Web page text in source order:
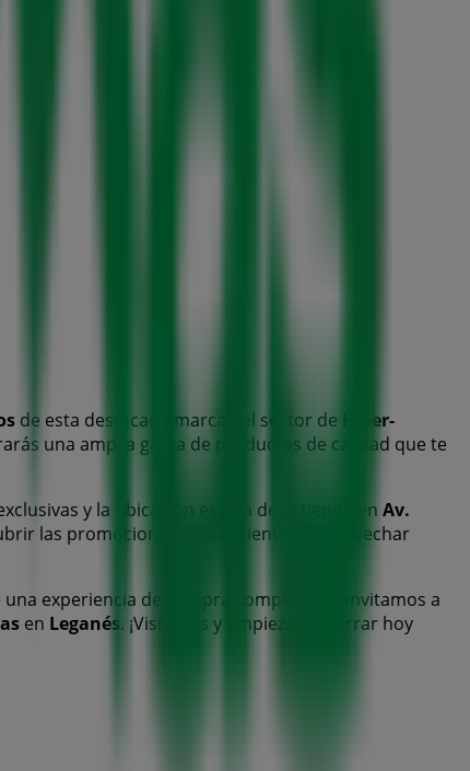
de esta destacada marca del sector de
Hiper-
una amplia gama de productos de calidad que te
y la ubicación exacta de la tienda en Av.
las promociones más recientes y aprovechar
experiencia de compra completa. Te invitamos a
en Leganés. ¡Visítanos y empieza a ahorrar hoy